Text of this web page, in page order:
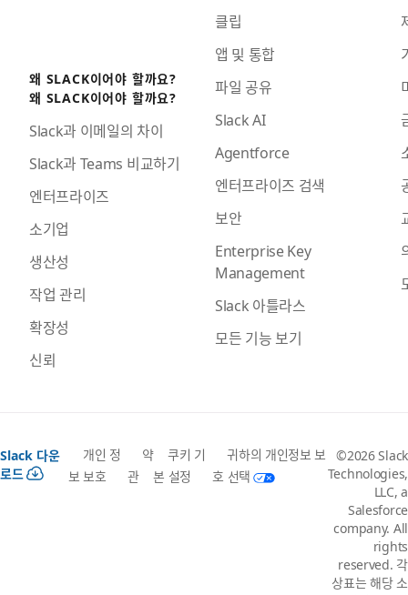
왜 SLACK이어야 할까요?
왜 SLACK이어야 할까요?
Slack과 이메일의 차이
Slack과 Teams 비교하기
엔터프라이즈
소기업
생산성
작업 관리
확장성
신뢰
클립
앱 및 통합
파일 공유
Slack AI
Agentforce
엔터프라이즈 검색
보안
Enterprise Key
Management
Slack 아틀라스
모든 기능 보기
Slack 다운
로드
개인 정
보 보호
약
관
쿠키 기
본 설정
귀하의 개인정보 보
호 선택
©2026 Slack
Technologies,
LLC, a
Salesforce
company. All
rights
reserved. 각
상표는 해당 소